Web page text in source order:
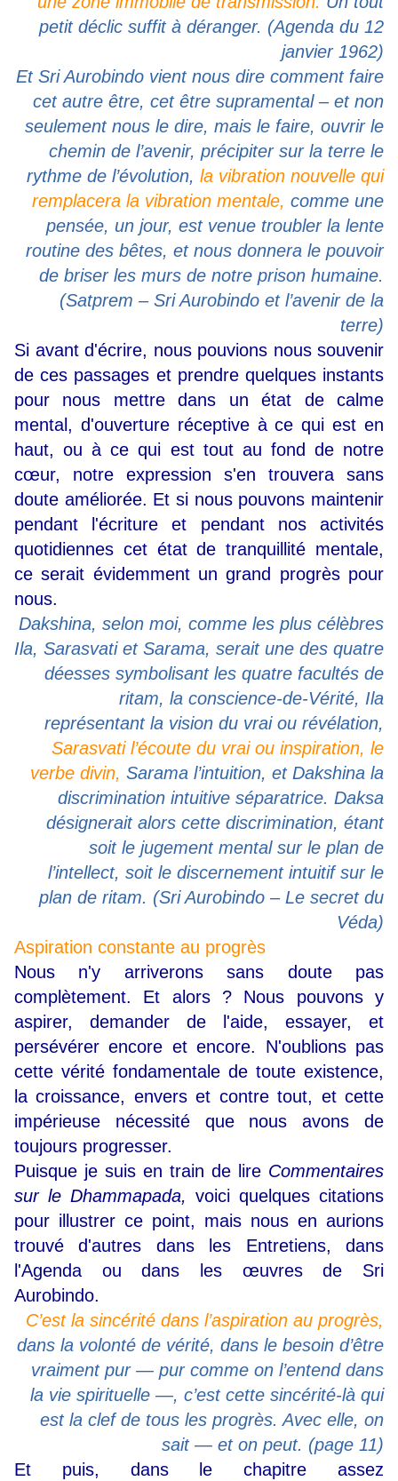
petit déclic suffit à déranger. (Agenda du 12
janvier 1962)
Et Sri Aurobindo vient nous dire comment faire
cet autre être, cet être supramental – et non
seulement nous le dire, mais le faire, ouvrir le
chemin de l’avenir, précipiter sur la terre le
rythme de l’évolution, la vibration nouvelle qui
remplacera la vibration mentale, comme une
pensée, un jour, est venue troubler la lente
routine des bêtes, et nous donnera le pouvoir
de briser les murs de notre prison humaine.
(Satprem – Sri Aurobindo et l’avenir de la
terre)
Si avant d'écrire, nous pouvions nous souvenir
de ces passages et prendre quelques instants
pour nous mettre dans un état de calme
mental, d'ouverture réceptive à ce qui est en
haut, ou à ce qui est tout au fond de notre
cœur, notre expression s'en trouvera sans
doute améliorée. Et si nous pouvons maintenir
pendant l'écriture et pendant nos activités
quotidiennes cet état de tranquillité mentale,
ce serait évidemment un grand progrès pour
nous.
Dakshina, selon moi, comme les plus célèbres
Ila, Sarasvati et Sarama, serait une des quatre
déesses symbolisant les quatre facultés de
ritam, la conscience-de-Vérité, Ila
représentant la vision du vrai ou révélation,
Sarasvati l’écoute du vrai ou inspiration, le
verbe divin, Sarama l’intuition, et Dakshina la
discrimination intuitive séparatrice. Daksa
désignerait alors cette discrimination, étant
soit le jugement mental sur le plan de
l’intellect, soit le discernement intuitif sur le
plan de ritam. (Sri Aurobindo – Le secret du
Véda)
Aspiration constante au progrès
Nous n'y arriverons sans doute pas
complètement. Et alors ? Nous pouvons y
aspirer, demander de l'aide, essayer, et
persévérer encore et encore. N'oublions pas
cette vérité fondamentale de toute existence,
la croissance, envers et contre tout, et cette
impérieuse nécessité que nous avons de
toujours progresser.
Puisque je suis en train de lire Commentaires
sur le Dhammapada, voici quelques citations
pour illustrer ce point, mais nous en aurions
trouvé d'autres dans les Entretiens, dans
l'Agenda ou dans les œuvres de Sri
Aurobindo.
C’est la sincérité dans l’aspiration au progrès,
dans la volonté de vérité, dans le besoin d’être
vraiment pur — pur comme on l’entend dans
la vie spirituelle —, c’est cette sincérité-là qui
est la clef de tous les progrès. Avec elle, on
sait — et on peut. (page 11)
Et puis, dans le chapitre assez